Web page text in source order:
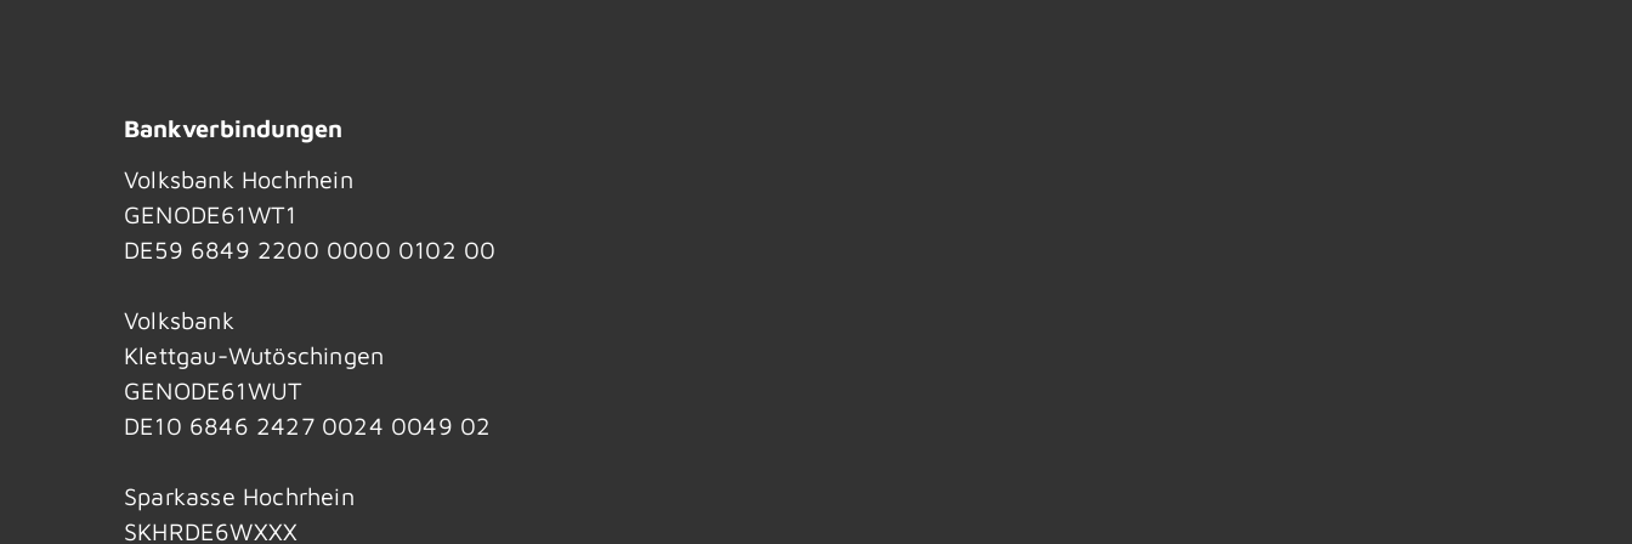
Bankverbindungen
Volksbank Hochrhein
GENODE61WT1
DE59 6849 2200 0000 0102 00
Volksbank
Klettgau-Wutöschingen
GENODE61WUT
DE10 6846 2427 0024 0049 02
Sparkasse Hochrhein
SKHRDE6WXXX